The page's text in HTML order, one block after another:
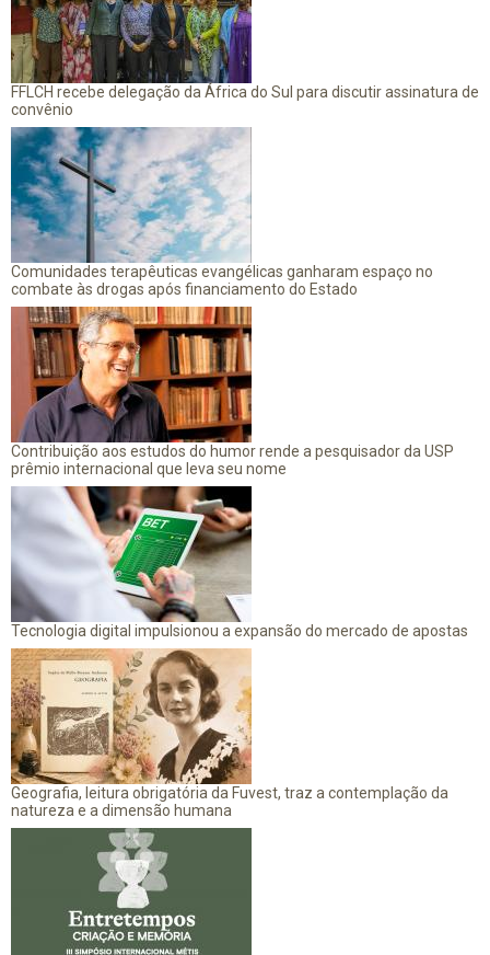
FFLCH recebe delegação da África do Sul para discutir assinatura de
convênio
Comunidades terapêuticas evangélicas ganharam espaço no
combate às drogas após financiamento do Estado
Contribuição aos estudos do humor rende a pesquisador da USP
prêmio internacional que leva seu nome
Tecnologia digital impulsionou a expansão do mercado de apostas
Geografia, leitura obrigatória da Fuvest, traz a contemplação da
natureza e a dimensão humana